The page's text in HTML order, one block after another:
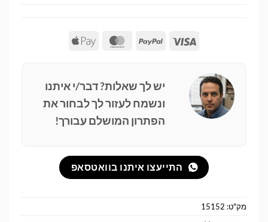
Visa
PayPal
MasterCard
Apple
יש לך שאלות? דבר/י איתנו
ונשמח לעזור לך לבחור את
הפתרון המושלם עבורך!
התייעצו איתנו בוואטסאפ
מק"ט: 15152